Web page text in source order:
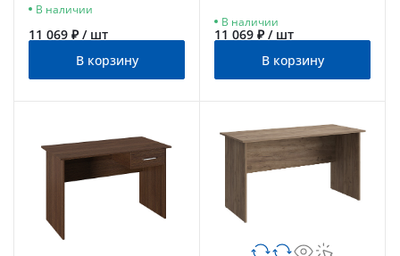
В наличии
11 069 ₽ / шт
В корзину
светлое
В наличии
11 069 ₽ / шт
В корзину